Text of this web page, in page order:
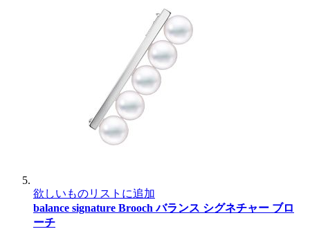
欲しいものリストに追加
balance signature Broochバランス シグネチャー ブロ
ーチ